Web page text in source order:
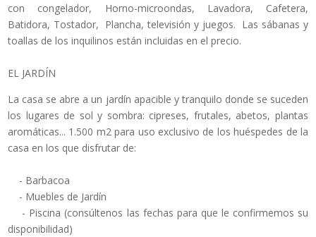
con congelador, Horno-microondas, Lavadora, Cafetera,
Batidora, Tostador, Plancha, televisión y juegos. Las sábanas y
toallas de los inquilinos están incluidas en el precio.
EL JARDÍN
La casa se abre a un jardín apacible y tranquilo donde se suceden
los lugares de sol y sombra: cipreses, frutales, abetos, plantas
aromáticas... 1.500 m2 para uso exclusivo de los huéspedes de la
casa en los que disfrutar de:
- Barbacoa
- Muebles de Jardín
- Piscina (consúltenos las fechas para que le confirmemos su
disponibilidad)